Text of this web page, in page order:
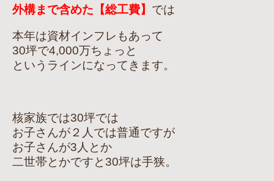
外構まで含めた【総工費】 では
本年は資材インフレもあって
30坪で4,000万ちょっと
というラインになってきます。
核家族では30坪では
お子さんが２人では普通ですが
お子さんが3人とか
二世帯とかですと30坪は手狭。